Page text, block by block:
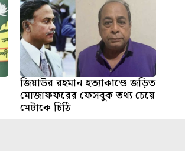
জিয়াউর রহমান হত্যাকাণ্ডে জড়িত
মোজাফফরের ফেসবুক তথ্য চেয়ে
মেটাকে চিঠি